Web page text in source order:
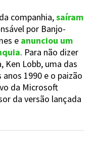
companhia,saíram
por Banjo-
e anunciou um
. Para não dizer
Ken Lobb, uma das
1990 e o paizão
da Microsoft
da versão lançada